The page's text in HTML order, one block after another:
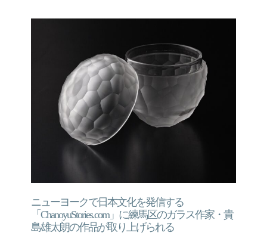
ニューヨークで日本文化を発信する
「ChanoyuStories.com」に練馬区のガラス作家・貴
島雄太朗の作品が取り上げられる